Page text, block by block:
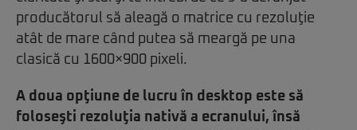
producătorul să aleagă o matrice cu rezoluţie
atât de mare când putea să meargă pe una
clasică cu 1600×900 pixeli.
A doua opţiune de lucru în desktop este să
foloseşti rezoluţia nativă a ecranului, însă